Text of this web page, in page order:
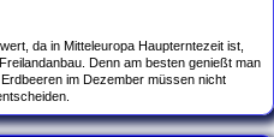
da in Mitteleuropa Haupterntezeit ist,
Denn am besten genießt man
im Dezember müssen nicht